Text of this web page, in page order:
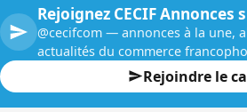
Rejoignez CECIF Annonces
@cecifcom — annonces à la une,
actualités du commerce
Rejoindre le